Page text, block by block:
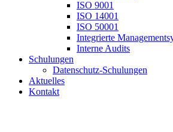
ISO 9001
ISO 14001
ISO 50001
Integrierte
Interne Audits
Schulungen
Datenschutz-Schulungen
Aktuelles
Kontakt